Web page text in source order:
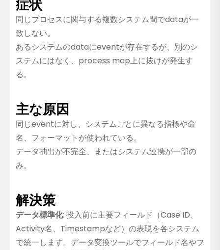
症状
同じプロセスに関与する複数システム間でdataが一
致しない。
あるシステムのdataにeventが存在するが、別のシ
ステムにはなく、process map上に抜けが発生す
る。
主な原因
同じeventに対し、システムごとに異なる指標や命
名、フォーマットが使われている。
データ抽出が不完全、またはシステム連携が一部の
み。
解決策
データ標準化: 投入前に主要フィールド（Case ID、
Activity名、Timestampなど）の表現を各システム
で統一します。データ変換ツールでフィールド名やフ